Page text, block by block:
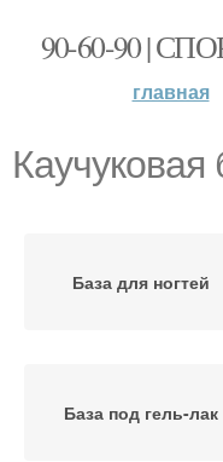
90-60-90 |
главная
Каучуковая
База для ногтей
База под гель-лак